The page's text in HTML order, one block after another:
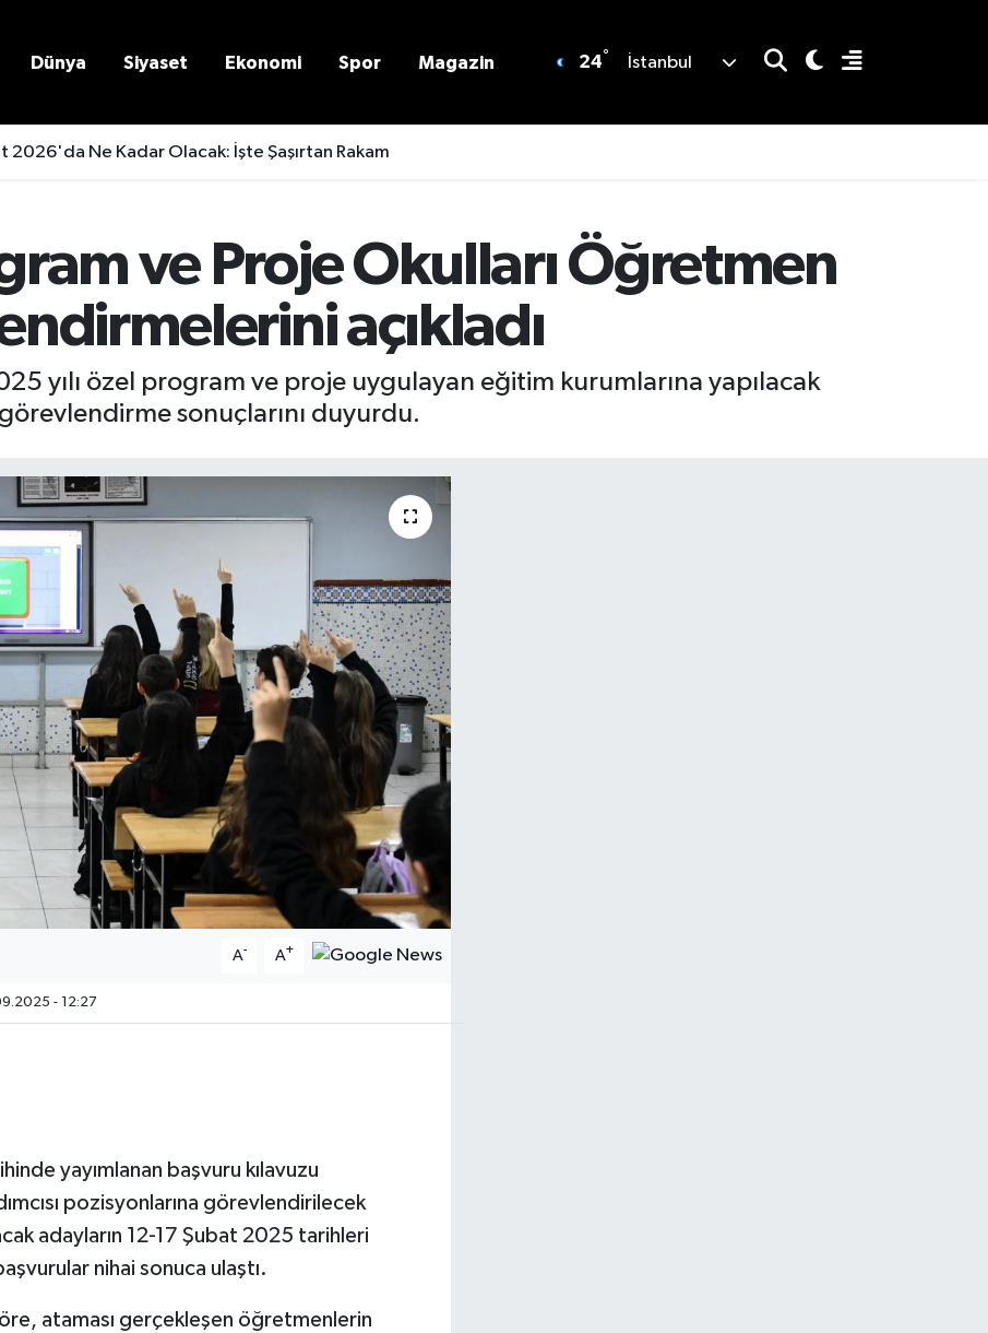
Dünya Siyaset Ekonomi Spor Magazin 24° İstanbul
2026'da Ne Kadar Olacak: İşte Şaşırtan Rakam
ve Proje Okulları Öğretmen
açıkladı
yılı özel program ve proje uygulayan eğitim kurumlarına yapılacak
sonuçlarını duyurdu.
A- A+
- 12:27
yayımlanan başvuru kılavuzu
pozisyonlarına görevlendirilecek
adayların 12-17 Şubat 2025 tarihleri
nihai sonuca ulaştı.
ataması gerçekleşen öğretmenlerin